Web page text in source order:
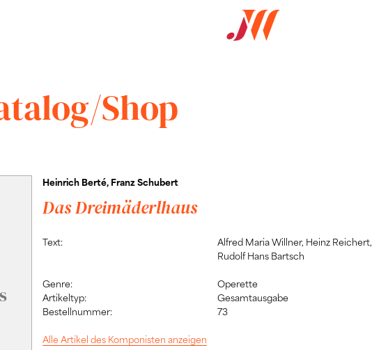
Shop
Heinrich Berté, Franz Schubert
Das Dreimäderlhaus
Text:
Alfred Maria Willner, Heinz Reichert,
Rudolf Hans Bartsch
Genre:
Operette
Artikeltyp:
Gesamtausgabe
Bestellnummer:
73
Alle Artikel des Komponisten anzeigen